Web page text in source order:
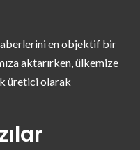
en objektif bir
aktarırken, ülkemize
üretici olarak